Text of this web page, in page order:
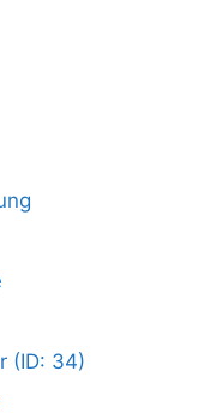
(ID: 34)